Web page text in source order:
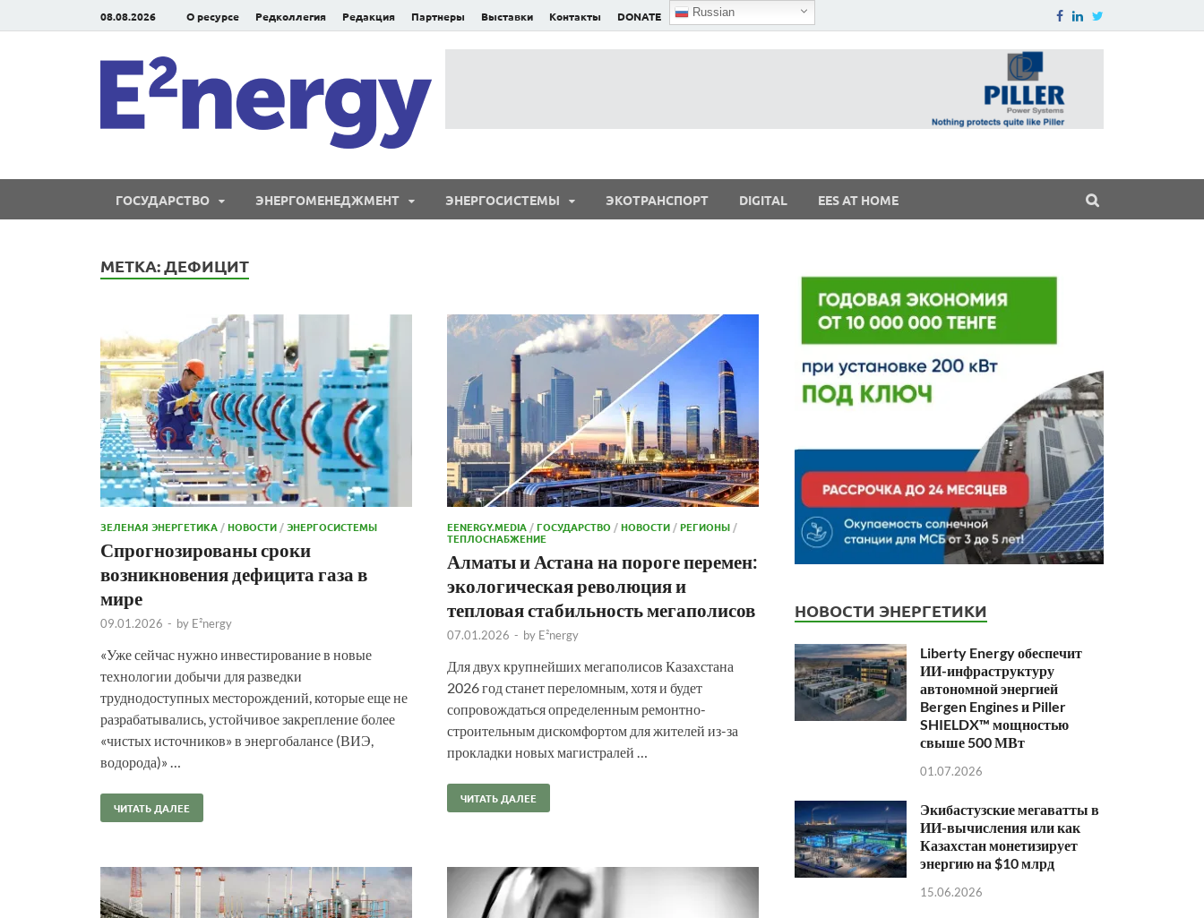
08.08.2026 О ресурсе Редколлегия Редакция Партнеры Выставки Контакты DONATE Russian
ГОСУДАРСТВО ЭНЕРГОМЕНЕДЖМЕНТ ЭНЕРГОСИСТЕМЫ ЭКОТРАНСПОРТ DIGITAL EES AT HOME
МЕТКА:ДЕФИЦИТ
ЗЕЛЕНАЯ ЭНЕРГЕТИКА /НОВОСТИ /ЭНЕРГОСИСТЕМЫ
Спрогнозированы сроки
возникновения дефицита газа в
мире
09.01.2026 - by E²nergy
«Уже сейчас нужно инвестирование в новые
технологии добычи для разведки
труднодоступных месторождений, которые еще не
разрабатывались, устойчивое закрепление более
«чистых источников» в энергобалансе (ВИЭ,
водорода)» …
ЧИТАТЬ ДАЛЕЕ
EENERGY.MEDIA /ГОСУДАРСТВО /НОВОСТИ /РЕГИОНЫ /
ТЕПЛОСНАБЖЕНИЕ
Алматы и Астана на пороге перемен:
экологическая революция и
тепловая стабильность мегаполисов
07.01.2026 - by E²nergy
Для двух крупнейших мегаполисов Казахстана
2026 год станет переломным, хотя и будет
сопровождаться определенным ремонтно-
строительным дискомфортом для жителей из-за
прокладки новых магистралей …
ЧИТАТЬ ДАЛЕЕ
НОВОСТИ ЭНЕРГЕТИКИ
Liberty Energy обеспечит
ИИ-инфраструктуру
автономной энергией
Bergen Engines и Piller
SHIELDX™ мощностью
свыше 500 МВт
01.07.2026
Экибастузские мегаватты в
ИИ-вычисления или как
Казахстан монетизирует
энергию на $10 млрд
15.06.2026